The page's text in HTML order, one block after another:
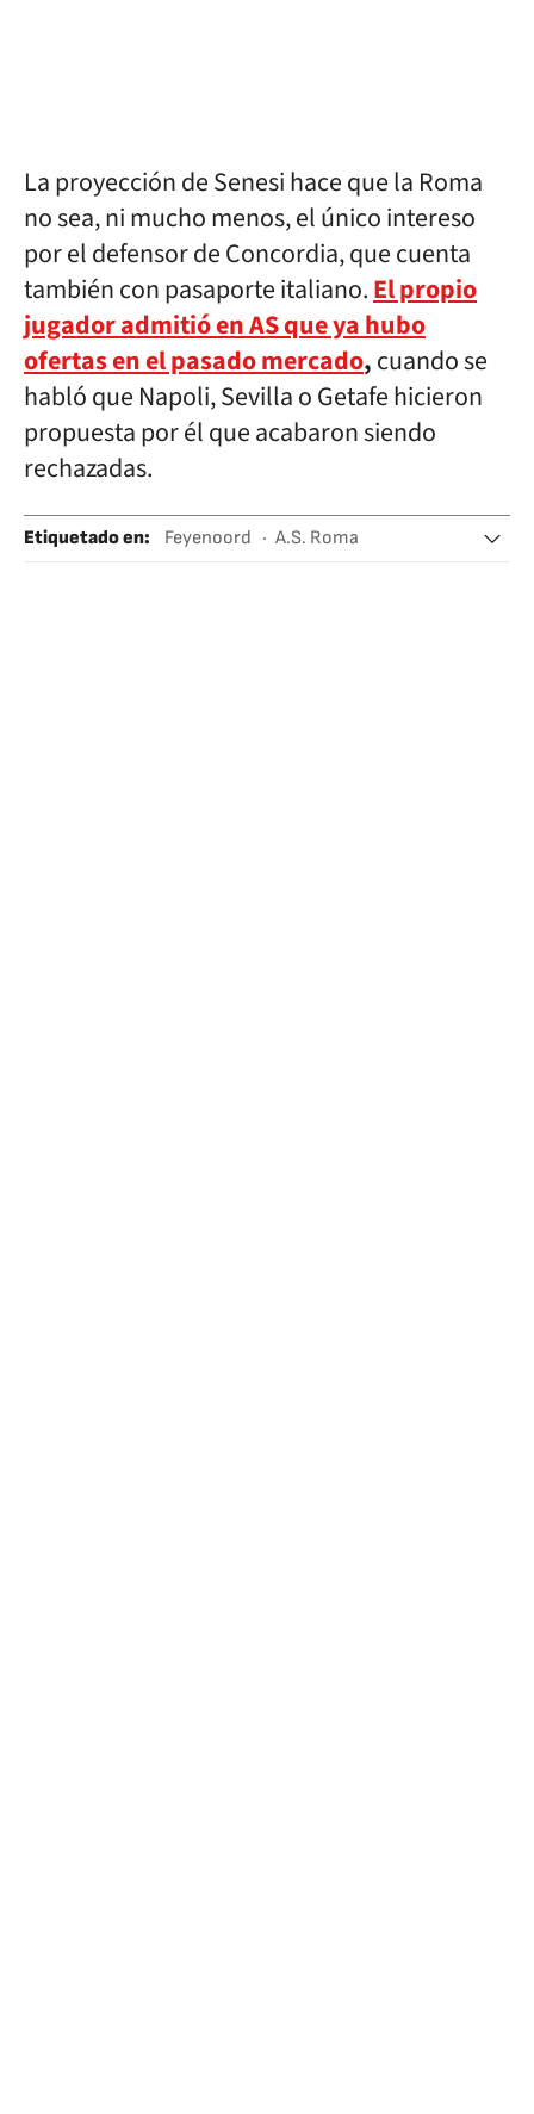
La proyección de Senesi hace que la Roma
no sea, ni mucho menos, el único intereso
por el defensor de Concordia, que cuenta
también con pasaporte italiano.El propio
jugador admitió en AS que ya hubo
ofertas en el pasado mercado,cuando se
habló que Napoli, Sevilla o Getafe hicieron
propuesta por él que acabaron siendo
rechazadas.
Etiquetado en: Feyenoord
A.S. Roma